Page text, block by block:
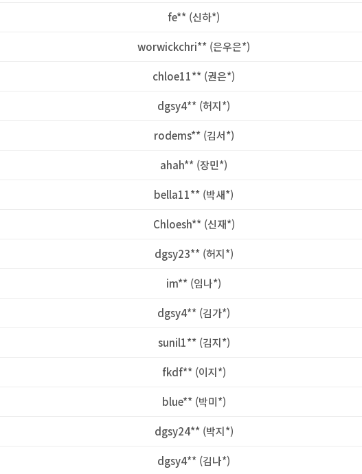
fe** (신하*)
worwickchri** (은우은*)
chloe11** (권은*)
dgsy4** (허지*)
rodems** (김서*)
ahah** (장민*)
bella11** (박새*)
Chloesh** (신재*)
dgsy23** (허지*)
im** (임나*)
dgsy4** (김가*)
sunil1** (김지*)
fkdf** (이지*)
blue** (박미*)
dgsy24** (박지*)
dgsy4** (김나*)